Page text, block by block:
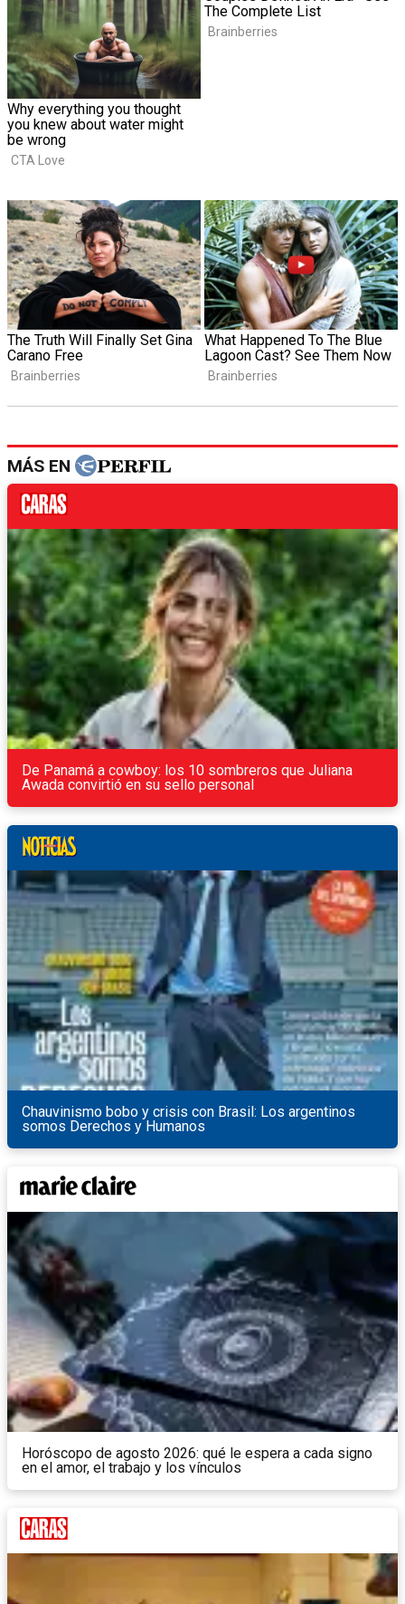
MÁS EN
De Panamá a cowboy: los 10 sombreros que Juliana
Awada convirtió en su sello personal
Chauvinismo bobo y crisis con Brasil: Los argentinos
somos Derechos y Humanos
Horóscopo de agosto 2026: qué le espera a cada signo
en el amor, el trabajo y los vínculos